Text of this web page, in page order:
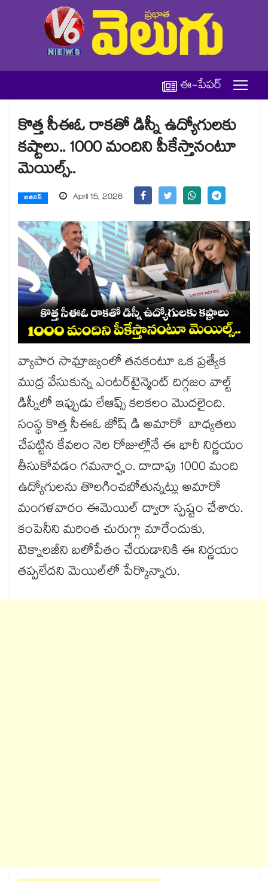
ఈ-పేపర్
కొత్త సీఈఓ రాకతో డిస్నీ ఉద్యోగులకు
కష్టాలు.. 1000 మందిని పీకేస్తానంటూ
మెయిల్స్..
బిజినెస్ April 15, 2026
వ్యాపార సామ్రాజ్యంలో తనకంటూ ఒక ప్రత్యేక
ముద్ర వేసుకున్న ఎంటర్‌టైన్మెంట్ దిగ్గజం వాల్ట్
డిస్నీలో ఇప్పుడు లేఆఫ్స్ కలకలం మెుదలైంది.
సంస్థ కొత్త సీఈఓ జోష్ డి అమారో బాధ్యతలు
చేపట్టిన కేవలం నెల రోజుల్లోనే ఈ భారీ నిర్ణయం
తీసుకోవడం గమనార్హం. దాదాపు 1000 మంది
ఉద్యోగులను తొలగించబోతున్నట్లు అమారో
మంగళవారం ఈమెయిల్ ద్వారా స్పష్టం చేశారు.
కంపెనీని మరింత చురుగ్గా మారేందుకు,
టెక్నాలజీని బలోపేతం చేయడానికి ఈ నిర్ణయం
తప్పలేదని మెయిల్‌లో పేర్కొన్నారు.